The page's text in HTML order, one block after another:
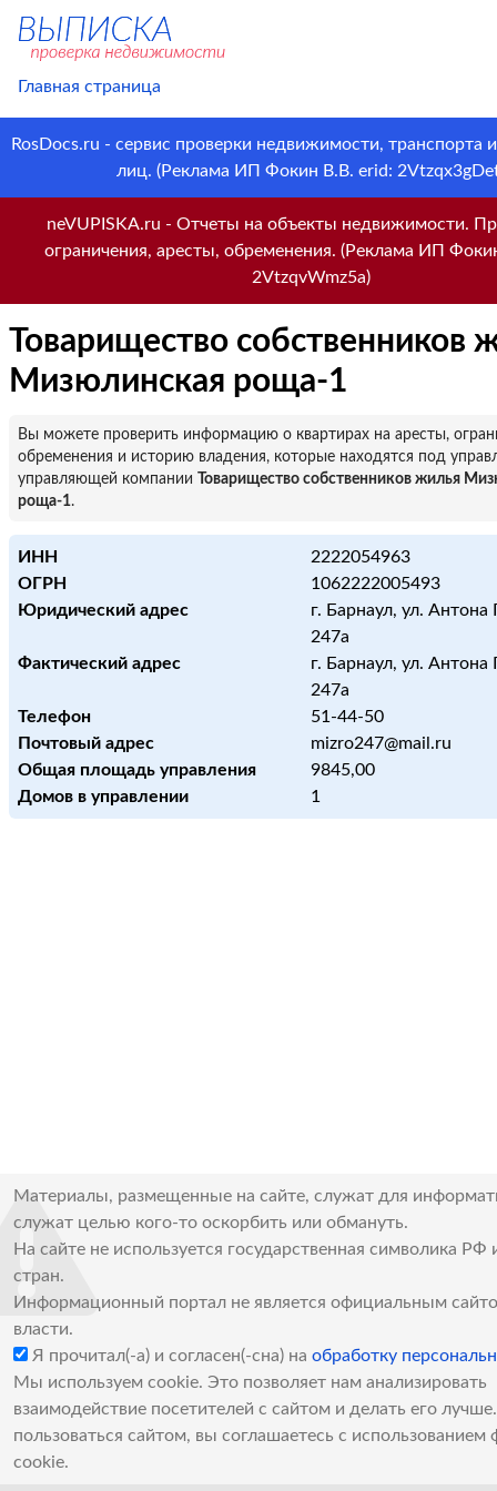
Главная страница
RosDocs.ru - сервис проверки недвижимости, транспорта
лиц. (Реклама ИП Фокин В.В. erid:
neVUPISKA.ru - Отчеты на объекты недвижимости.
ограничения, аресты, обременения. (Реклама ИП
2VtzqvWmz5a)
Товарищество собственников
Мизюлинская роща-1
Вы можете проверить информацию о квартирах на аресты,
обременения и историю владения, которые находятся под
управляющей компании
Товарищество собственников жилья
роща-1.
ИНН
2222054963
ОГРН
1062222005493
Юридический адрес
г. Барнаул, ул. Антона
247а
Фактический адрес
г. Барнаул, ул. Антона
247а
Телефон
51-44-50
Почтовый адрес
mizro247@mail.ru
Общая площадь управления
9845,00
Домов в управлении
1
Материалы, размещенные на сайте, служат для
служат целью кого-то оскорбить или обмануть.
На сайте не используется государственная символика РФ
стран.
Информационный портал не является официальным
власти.
Я прочитал(-а) и согласен(-сна) на обработку
Мы используем cookie. Это позволяет нам анализировать
взаимодействие посетителей с сайтом и делать его
пользоваться сайтом, вы соглашаетесь с использованием
cookie.